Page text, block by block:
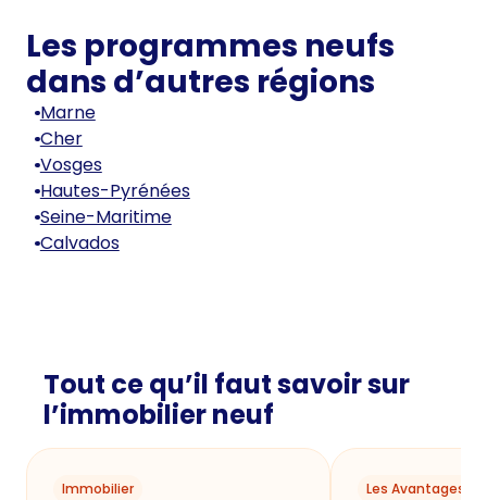
Les programmes neufs
dans d’autres régions
Marne
Cher
Vosges
Hautes-Pyrénées
Seine-Maritime
Calvados
Tout ce qu’il faut savoir sur
l’immobilier neuf
Immobilier Les Avantages